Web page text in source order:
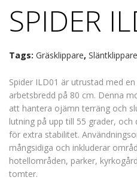
SPIDER
Tags: Gräsklippare, Släntklippare
Spider ILD01 är utrustad med
arbetsbredd på 80 cm. Denna
att hantera ojämn terräng och
lutning på upp till 55 grader,
för extra stabilitet.
mångsidiga och inkluderar
hotellområden, parker,
tomter.